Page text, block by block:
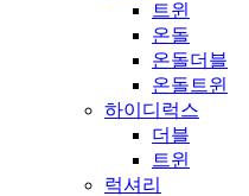
트윈
온돌
온돌더블
온돌트윈
하이디럭스
더블
트윈
럭셔리